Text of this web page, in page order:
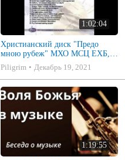
1:02:04
Христианский диск "Предо
мною рубеж" МХО МСЦ ЕХБ,
музыкальный альбом, пение,
музыка
Piligrim Декабрь 19, 2021
1:19:55